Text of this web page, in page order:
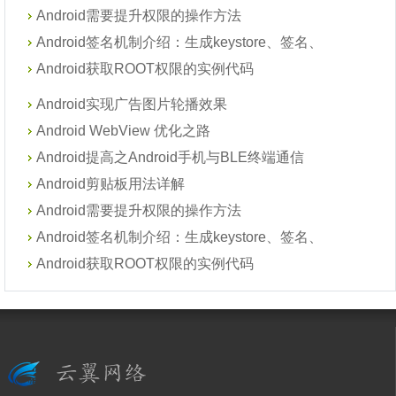
Android需要提升权限的操作方法
Android签名机制介绍：生成keystore、签名、
Android获取ROOT权限的实例代码
Android实现广告图片轮播效果
Android WebView 优化之路
Android提高之Android手机与BLE终端通信
Android剪贴板用法详解
Android需要提升权限的操作方法
Android签名机制介绍：生成keystore、签名、
Android获取ROOT权限的实例代码